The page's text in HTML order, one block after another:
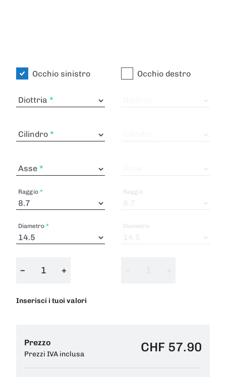
Occhio sinistro
Diottria
Cilindro
Asse
Raggio
Diametro
− +
Inserisci i tuoi valori
Occhio destro
Raggio
Diametro
Prezzo
Prezzi IVA inclusa CHF 57.90